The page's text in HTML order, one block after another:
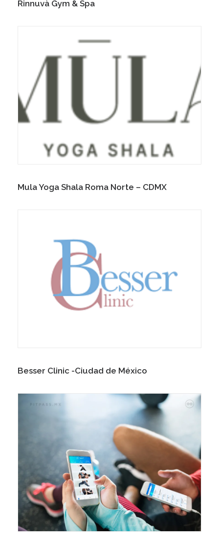
Rinnuvà Gym & Spa
Mula Yoga Shala Roma Norte – CDMX
Besser Clinic -Ciudad de México